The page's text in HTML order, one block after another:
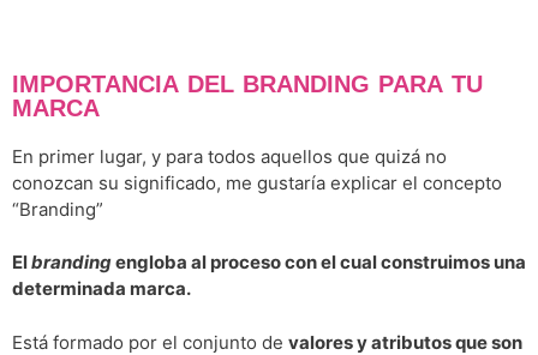
IMPORTANCIA DEL BRANDING PARA TU
MARCA
En primer lugar, y para todos aquellos que quizá no
conozcan su significado, me gustaría explicar el concepto
“Branding”
Elbrandingengloba al proceso con el cual construimos una
determinada marca.
Está formado por el conjunto de valores y atributos que son